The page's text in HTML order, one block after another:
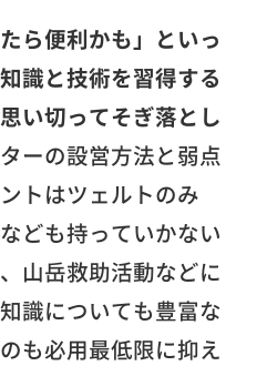
たら便利かも」といっ
識と技術を習得する
い切ってそぎ落とし
ーの設営方法と弱点
トはツェルトのみ
ども持っていかない
山岳救助活動などに
識についても豊富な
も必用最低限に抑え